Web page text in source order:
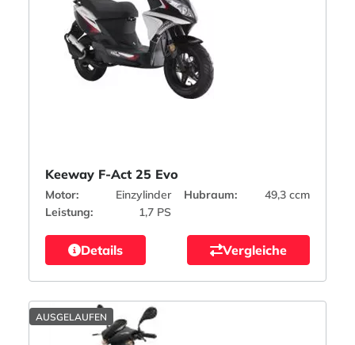
Keeway F-Act 25 Evo
Motor: Einzylinder Hubraum:
49,3 ccm
Leistung:
1,7 PS
Details Vergleiche
AUSGELAUFEN